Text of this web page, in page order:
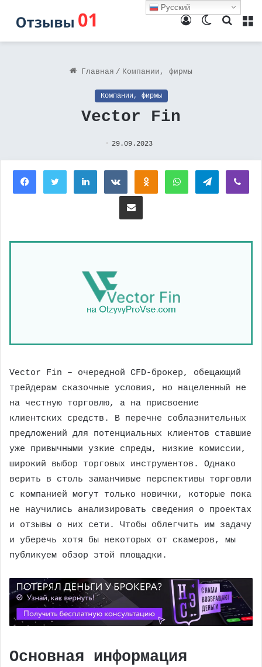
Поиск
Switch
Войти
Главная / Компании, фирмы
Компании, фирмы
Vector Fin
29.09.2023
FacebookTwitterLinkedInВконтактеОдноклассники
WhatsAppTelegram
Поделиться через электронную почту
Vector Fin – очередной CFD-брокер, обещающий
трейдерам сказочные условия, но нацеленный не
на честную торговлю, а на присвоение
клиентских средств. В перечне соблазнительных
предложений для потенциальных клиентов ставшие
уже привычными узкие спреды, низкие комиссии,
широкий выбор торговых инструментов. Однако
верить в столь заманчивые перспективы торговли
с компанией могут только новички, которые пока
не научились анализировать сведения о проектах
и отзывы о них сети. Чтобы облегчить им задачу
и уберечь хотя бы некоторых от скамеров, мы
публикуем обзор этой площадки.
Основная информация
Русский